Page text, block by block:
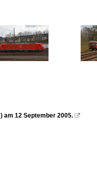
am 12 September 2005. 